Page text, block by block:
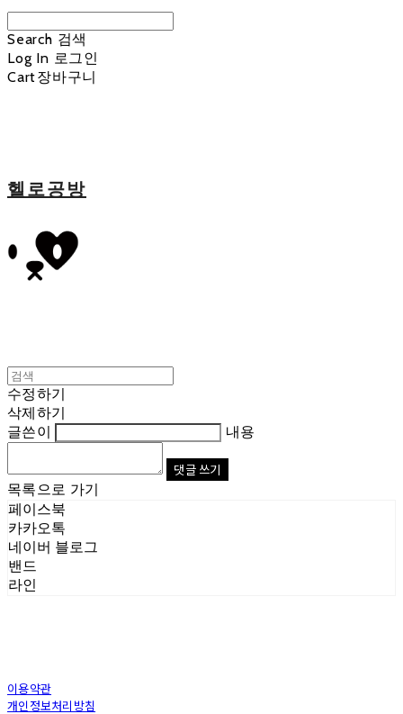
Search 검색
Log In 로그인
Cart장바구니
헬로공방
수정하기
삭제하기
글쓴이
내용
댓글 쓰기
목록으로 가기
페이스북
카카오톡
네이버 블로그
밴드
라인
이용약관
개인정보처리방침